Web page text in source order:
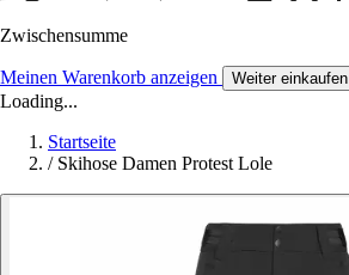
Zwischensumme
Meinen Warenkorb anzeigen Weiter einkaufen
Loading...
Startseite
/ Skihose Damen Protest Lole